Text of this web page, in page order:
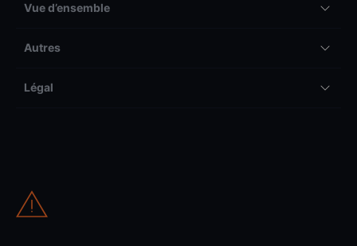
Vue d’ensemble
Autres
Légal